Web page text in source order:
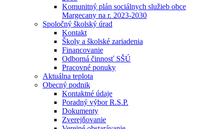
Komunitný plán sociálnych služieb obce
Margecany na r. 2023-2030
Spoločný školský úrad
Kontakt
Školy a školské zariadenia
Financovanie
Odborná činnosť SŠÚ
Pracovné ponuky
Aktuálna teplota
Obecný podnik
Kontaktné údaje
Poradný výbor R.S.P.
Dokumenty
Zverejňovanie